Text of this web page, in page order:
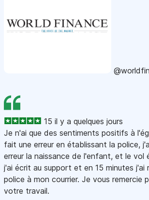
15 il y a quelques jours
Je n'ai que des sentiments positifs à
fait une erreur en établissant la police,
erreur la naissance de l'enfant, et le vol
j'ai écrit au support et en 15 minutes j'ai
police à mon courrier. Je vous remercie
votre travail.